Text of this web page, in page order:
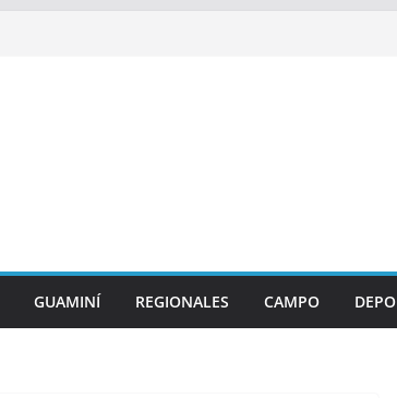
GUAMINÍ REGIONALES CAMPO